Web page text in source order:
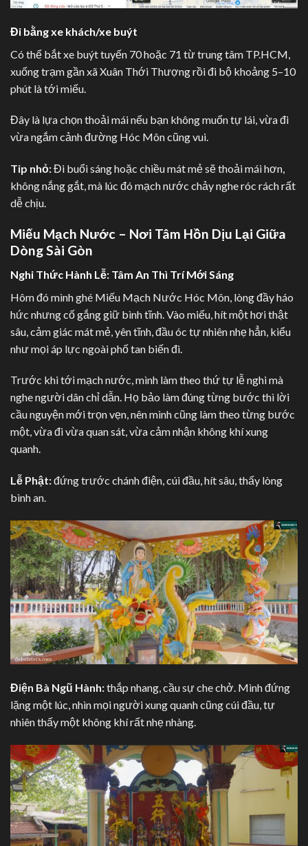
Đi bằng xe khách/xe buýt
Có thể bắt xe buýt tuyến 70 hoặc 71 từ trung tâm TP.HCM,
xuống trạm gần xã Xuân Thới Thượng rồi đi bộ khoảng 5–10
phút là tới miếu.
Đây là lựa chọn thoải mái nếu bạn không muốn tự lái, vừa đi
vừa ngắm cảnh đường Hóc Môn cũng vui.
Tip nhỏ:Đi buổi sáng hoặc chiều mát mẻ sẽ thoải mái hơn,
không nắng gắt, mà lúc đó mạch nước chảy nghe róc rách rất
dễ chịu.
Miếu Mạch Nước – Nơi Tâm Hồn Dịu Lại Giữa
Dòng Sài Gòn
Nghi Thức Hành Lễ: Tâm An Thì Trí Mới Sáng
Hôm đó mình ghé Miếu Mạch Nước Hóc Môn, lòng đầy háo
hức nhưng cố gắng giữ bình tĩnh. Vào miếu, hít một hơi thật
sâu, cảm giác mát mẻ, yên tĩnh, đầu óc tự nhiên nhẹ hẳn, kiểu
như mọi áp lực ngoài phố tan biến đi.
Trước khi tới mạch nước, mình làm theo thứ tự lễ nghi mà
nghe người dân chỉ dẫn. Họ bảo làm đúng từng bước thì lời
cầu nguyện mới trọn vẹn, nên mình cũng làm theo từng bước
một, vừa đi vừa quan sát, vừa cảm nhận không khí xung
quanh.
Lễ Phật:đứng trước chánh điện, cúi đầu, hít sâu, thấy lòng
bình an.
Điện Bà Ngũ Hành:thắp nhang, cầu sự che chở. Mình đứng
lặng một lúc, nhìn mọi người xung quanh cũng cúi đầu, tự
nhiên thấy một không khí rất nhẹ nhàng.